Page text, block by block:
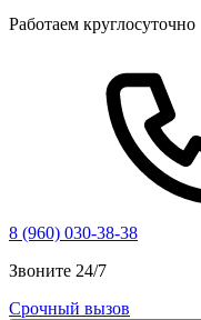
Работаем круглосуточно
8 (960) 030-38-38
Звоните 24/7
Срочный вызов